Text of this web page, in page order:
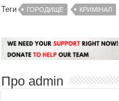
Теги ГОРОДИЩЕ КРИМІНАЛ
Про admin